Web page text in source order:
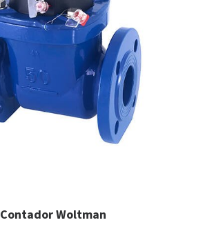
LEER MÁS
Contador Woltman